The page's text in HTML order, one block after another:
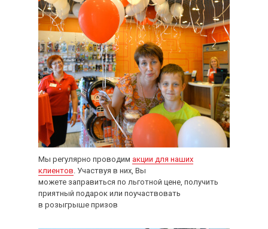
Мы регулярно проводим акции для наших
клиентов . Участвуя в них, Вы
можете заправиться по льготной цене, получить
приятный подарок или поучаствовать
в розыгрыше призов